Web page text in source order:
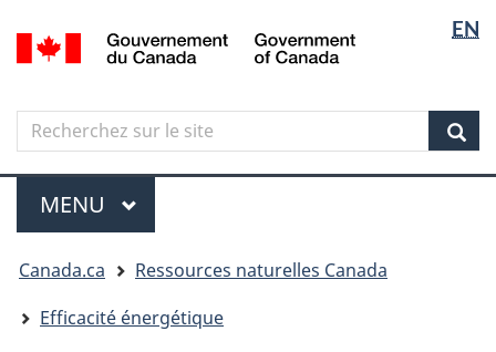
Aller
au
principal
Skip
to
government"
Passer
à
version
simplifiée
langue
EN
Canada
Search
Recherchez
sur
le
site
Menu
MENU PRINCIPAL
êtes
ici
Canada.ca
Ressources naturelles Canada
Efficacité énergétique